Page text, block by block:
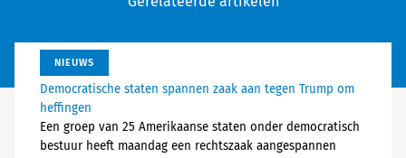
NIEUWS
Democratische staten spannen zaak aan tegen Trump om
heffingen
Een groep van 25 Amerikaanse staten onder democratisch
bestuur heeft maandag een rechtszaak aangespannen